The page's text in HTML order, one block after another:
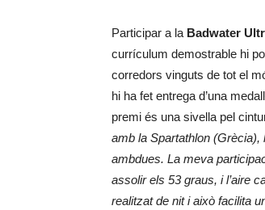
Participar a la Badwater
currículum demostrable hi
corredors vinguts de tot el
hi ha fet entrega d’una
premi és una sivella pel
amb la Spartathlon (Grècia),
ambdues. La meva
assolir els 53 graus, i l’aire
realitzat de nit i això facilita